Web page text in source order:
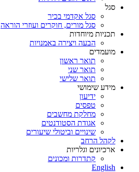
סגל
סגל אקדמי בכיר
סגל מורים, חוקרים ועוזרי הוראה
תכניות מיוחדות
הבעה ויצירה באמנויות
מועמדים
תואר ראשון
תואר שני
תואר שלישי
מידע שימושי
ידיעון
טפסים
מחלקת מחשבים
אגודת הסטודנטים
שינויים וביטולי שיעורים
לקהל הרחב
ארכיונים וגלריות
קתדרות ומכונים
English